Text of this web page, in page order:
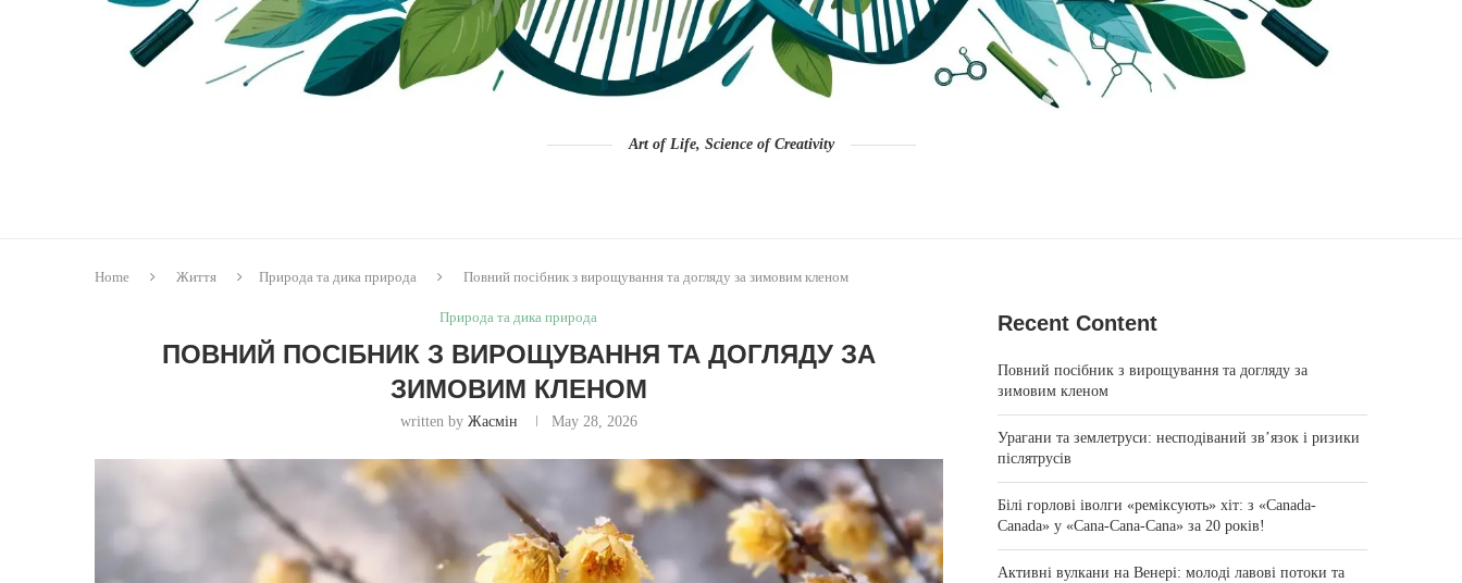
Art of Life, Science of Creativity
Home Життя Природа та дика природа Повний посібник з вирощування та догляду за зимовим кленом
Природа та дика природа
ПОВНИЙ ПОСІБНИК З ВИРОЩУВАННЯ ТА ДОГЛЯДУ ЗА
ЗИМОВИМ КЛЕНОМ
written by Жасмін May 28, 2026
Recent Content
Повний посібник з вирощування та догляду за
зимовим кленом
Урагани та землетруси: несподіваний зв’язок і ризики
післятрусів
Білі горлові іволги «реміксують» хіт: з «Canada-
Canada» у «Cana-Cana-Cana» за 20 років!
Активні вулкани на Венері: молоді лавові потоки та